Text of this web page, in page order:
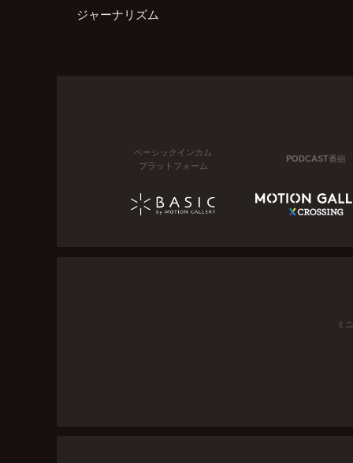
ジャーナリズム
ベーシックインカム
プラットフォーム
PODCAST番組
ミ